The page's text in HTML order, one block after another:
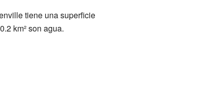
tiene una superficie
km² son agua.